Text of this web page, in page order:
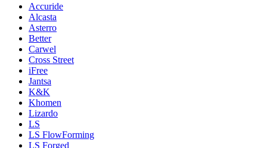
Accuride
Alcasta
Asterro
Better
Carwel
Cross Street
iFree
Jantsa
K&K
Khomen
Lizardo
LS
LS FlowForming
LS Forged